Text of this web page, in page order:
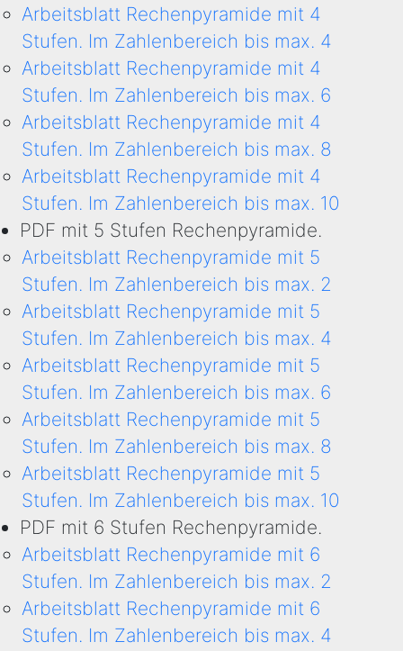
Arbeitsblatt Rechenpyramide mit 4
Stufen. Im Zahlenbereich bis max. 4
Arbeitsblatt Rechenpyramide mit 4
Stufen. Im Zahlenbereich bis max. 6
Arbeitsblatt Rechenpyramide mit 4
Stufen. Im Zahlenbereich bis max. 8
Arbeitsblatt Rechenpyramide mit 4
Stufen. Im Zahlenbereich bis max. 10
PDF mit 5 Stufen Rechenpyramide.
Arbeitsblatt Rechenpyramide mit 5
Stufen. Im Zahlenbereich bis max. 2
Arbeitsblatt Rechenpyramide mit 5
Stufen. Im Zahlenbereich bis max. 4
Arbeitsblatt Rechenpyramide mit 5
Stufen. Im Zahlenbereich bis max. 6
Arbeitsblatt Rechenpyramide mit 5
Stufen. Im Zahlenbereich bis max. 8
Arbeitsblatt Rechenpyramide mit 5
Stufen. Im Zahlenbereich bis max. 10
PDF mit 6 Stufen Rechenpyramide.
Arbeitsblatt Rechenpyramide mit 6
Stufen. Im Zahlenbereich bis max. 2
Arbeitsblatt Rechenpyramide mit 6
Stufen. Im Zahlenbereich bis max. 4